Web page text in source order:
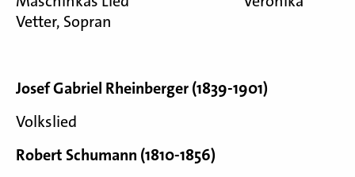
Vetter, Sopran
Josef Gabriel Rheinberger (1839-1901)
Volkslied
Robert Schumann (1810-1856)